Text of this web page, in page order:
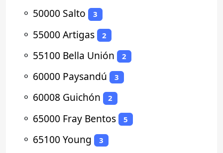
⚬ 50000 Salto 3
⚬ 55000 Artigas 2
⚬ 55100 Bella Unión 2
⚬ 60000 Paysandú 3
⚬ 60008 Guichón 2
⚬ 65000 Fray Bentos 5
⚬ 65100 Young 3